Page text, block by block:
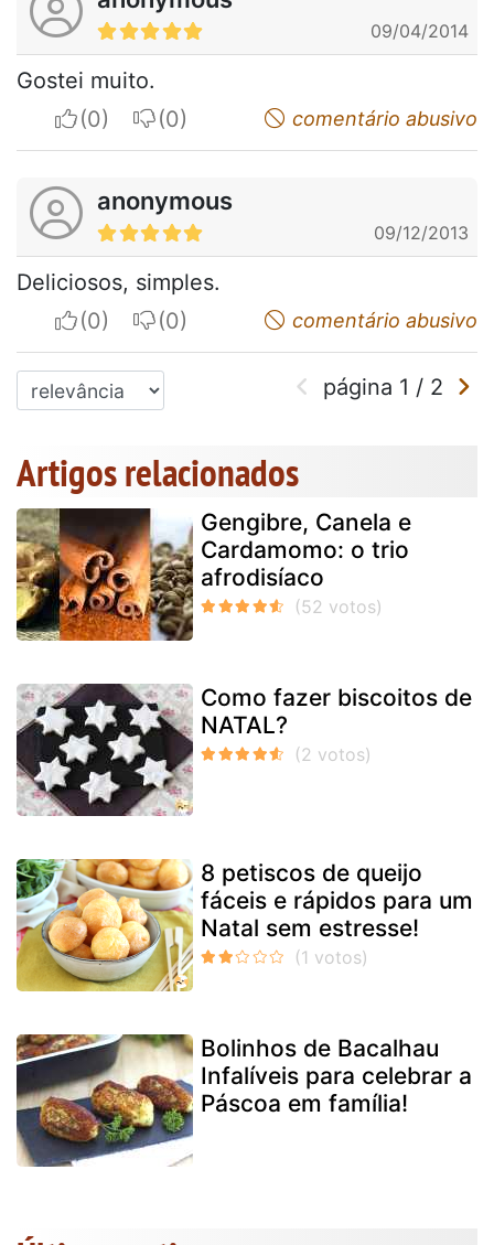
09/04/2014
Gostei muito.
I apreciateI do not appreciatecomentário abusivo
anonymous
09/12/2013
Deliciosos, simples.
I apreciateI do not appreciatecomentário abusivo
página 1 / 2
Artigos relacionados
Gengibre, Canela e
Cardamomo: o trio
afrodisíaco
Como fazer biscoitos de
NATAL?
8 petiscos de queijo
fáceis e rápidos para um
Natal sem estresse!
Bolinhos de Bacalhau
Infalíveis para celebrar a
Páscoa em família!